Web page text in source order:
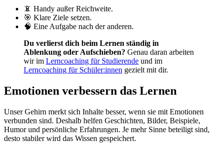
📵 Handy außer Reichweite.
🎯 Klare Ziele setzen.
🧠 Eine Aufgabe nach der anderen.
Du verlierst dich beim Lernen ständig in
Ablenkung oder Aufschieben? Genau daran arbeiten
wir im Lerncoaching für Studierende und im
Lerncoaching für Schüler:innen gezielt mit dir.
Emotionen verbessern das Lernen
Unser Gehirn merkt sich Inhalte besser, wenn sie mit Emotionen
verbunden sind. Deshalb helfen Geschichten, Bilder, Beispiele,
Humor und persönliche Erfahrungen. Je mehr Sinne beteiligt sind,
desto stabiler wird das Wissen gespeichert.